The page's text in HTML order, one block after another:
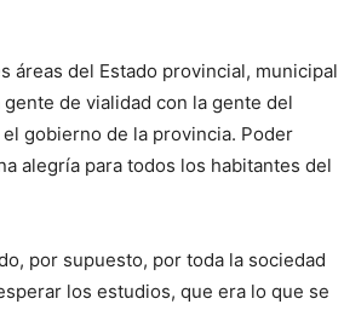
áreas del Estado provincial, municipal
de vialidad con la gente del
gobierno de la provincia. Poder
alegría para todos los habitantes del
por supuesto, por toda la sociedad
los estudios, que era lo que se